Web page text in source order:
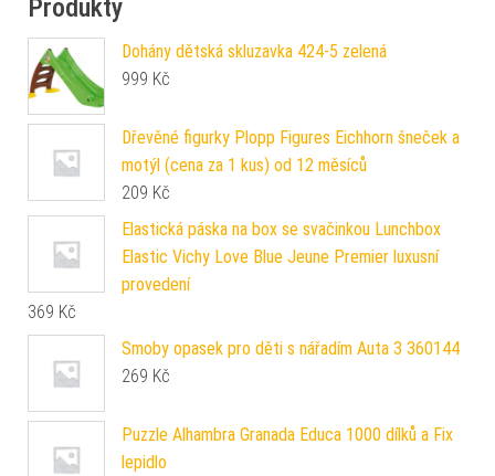
Produkty
Dohány dětská skluzavka 424-5 zelená
999 Kč
Dřevěné figurky Plopp Figures Eichhorn šneček a
motýl (cena za 1 kus) od 12 měsíců
209 Kč
Elastická páska na box se svačinkou Lunchbox
Elastic Vichy Love Blue Jeune Premier luxusní
provedení
369 Kč
Smoby opasek pro děti s nářadím Auta 3 360144
269 Kč
Puzzle Alhambra Granada Educa 1000 dílků a Fix
lepidlo